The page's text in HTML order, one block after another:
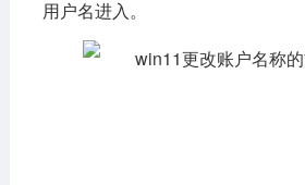
用户名进入。